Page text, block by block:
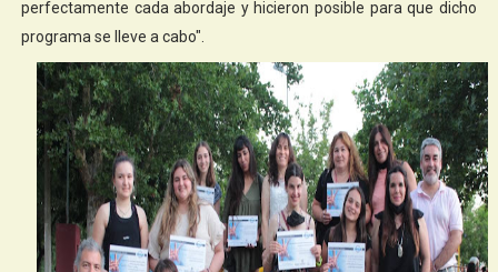
perfectamente cada abordaje y hicieron posible para que dicho
programa se lleve a cabo".